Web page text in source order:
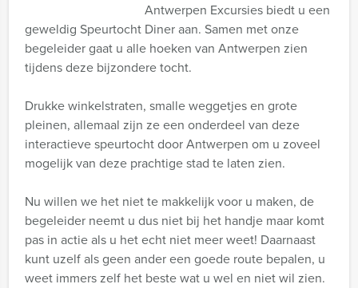
Antwerpen Excursies biedt u een
geweldig Speurtocht Diner aan. Samen met onze
begeleider gaat u alle hoeken van Antwerpen zien
tijdens deze bijzondere tocht.
Drukke winkelstraten, smalle weggetjes en grote
pleinen, allemaal zijn ze een onderdeel van deze
interactieve speurtocht door Antwerpen om u zoveel
mogelijk van deze prachtige stad te laten zien.
Nu willen we het niet te makkelijk voor u maken, de
begeleider neemt u dus niet bij het handje maar komt
pas in actie als u het echt niet meer weet! Daarnaast
kunt uzelf als geen ander een goede route bepalen, u
weet immers zelf het beste wat u wel en niet wil zien.